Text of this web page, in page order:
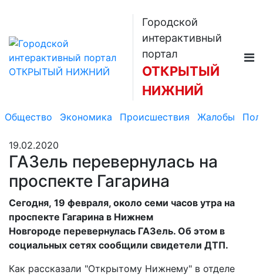
Городской
интерактивный
портал
ОТКРЫТЫЙ
НИЖНИЙ
Общество Экономика Происшествия Жалобы
19.02.2020
ГАЗель перевернулась на
проспекте Гагарина
Сегодня, 19 февраля, около семи часов утра на
проспекте Гагарина в Нижнем
Новгороде перевернулась ГАЗель. Об этом в
социальных сетях сообщили свидетели ДТП.
Как рассказали "Открытому Нижнему" в отделе